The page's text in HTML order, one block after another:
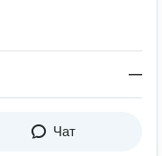
—
Чат